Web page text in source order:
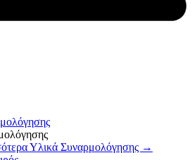
Υλικά Συναρμολόγησης →